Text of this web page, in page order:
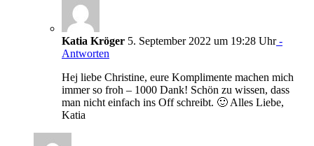
Katia Kröger 5. September 2022 um 19:28 Uhr-
Antworten
Hej liebe Christine, eure Komplimente machen mich
immer so froh – 1000 Dank! Schön zu wissen, dass
man nicht einfach ins Off schreibt. 🙂 Alles Liebe,
Katia